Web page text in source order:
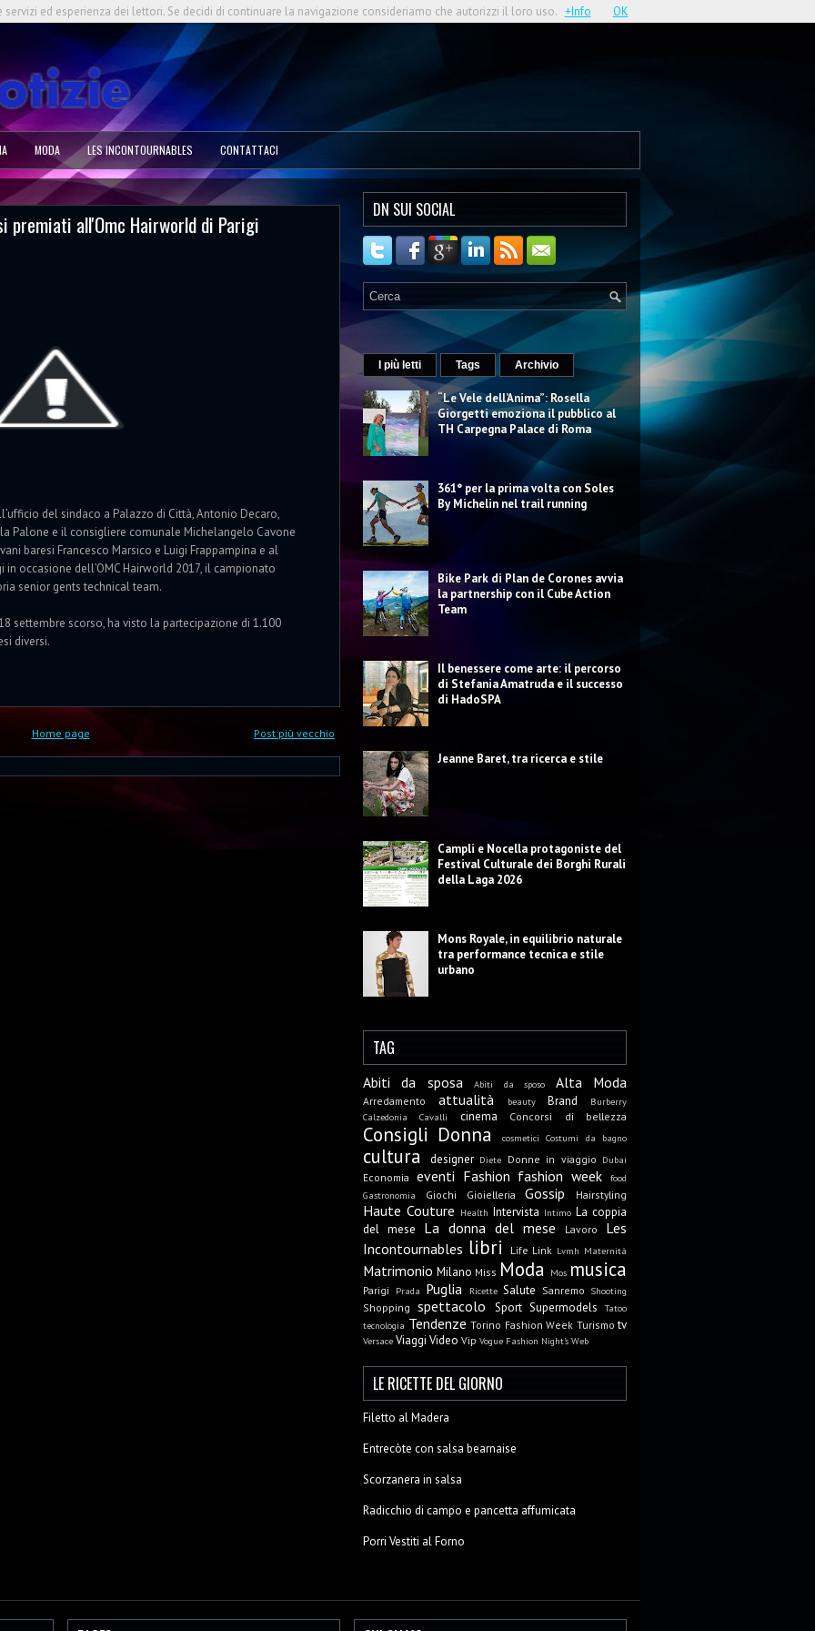
MODA LES INCONTOURNABLES CONTATTACI
premiati all'Omc Hairworld di Parigi
del sindaco a Palazzo di Città, Antonio Decaro,
Palone e il consigliere comunale Michelangelo Cavone
baresi Francesco Marsico e Luigi Frappampina e al
occasione dell’OMC Hairworld 2017, il campionato
senior gents technical team.
settembre scorso, ha visto la partecipazione di 1.100
diversi.
Post più vecchio
Home page
DN SUI SOCIAL
I più letti Tags Archivio
“Le Vele dell’Anima”: Rosella
Giorgetti emoziona il pubblico al
TH Carpegna Palace di Roma
361° per la prima volta con Soles
By Michelin nel trail running
Bike Park di Plan de Corones avvia
la partnership con il Cube Action
Team
Il benessere come arte: il percorso
di Stefania Amatruda e il successo
di HadoSPA
Jeanne Baret, tra ricerca e stile
Campli e Nocella protagoniste del
Festival Culturale dei Borghi Rurali
della Laga 2026
Mons Royale, in equilibrio naturale
tra performance tecnica e stile
urbano
TAG
Abiti da sposa Abiti da sposo Alta Moda
Arredamento attualità beauty Brand
Burberry
Calzedonia
Cavalli cinema Concorsi di bellezza
Consigli Donna cosmetici Costumi da bagno
cultura designer Diete Donne in viaggio Dubai
Economia eventi Fashion fashion week
food
Gastronomia
Giochi Gioielleria Gossip Hairstyling
Haute Couture Health Intervista Intimo La coppia
del mese
La donna del mese Lavoro
Les
Incontournables libri Life Link Lvmh Maternità
Matrimonio Milano Miss Moda Mos musica
Parigi Prada Puglia Ricette Salute Sanremo Shooting
Shopping spettacolo Sport Supermodels
Tatoo
tecnologia Tendenze Torino Fashion Week Turismo tv
Versace Viaggi Video Vip Vogue Fashion Night's Web
LE RICETTE DEL GIORNO
Filetto al Madera
Entrecòte con salsa bearnaise
Scorzanera in salsa
Radicchio di campo e pancetta affumicata
Porri Vestiti al Forno
ed esperienza dei lettori. Se decidi di continuare la navigazione consideriamo che autorizzi il loro uso. +Info OK